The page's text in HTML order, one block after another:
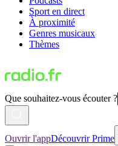
Sport en direct
À proximité
Genres musicaux
Thèmes
Que souhaitez-vous écouter ?
Ouvrir l'appDécouvrir Prime